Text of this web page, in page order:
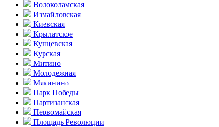
Волоколамская
Измайловская
Киевская
Крылатское
Кунцевская
Курская
Митино
Молодежная
Мякинино
Парк Победы
Партизанская
Первомайская
Площадь Революции